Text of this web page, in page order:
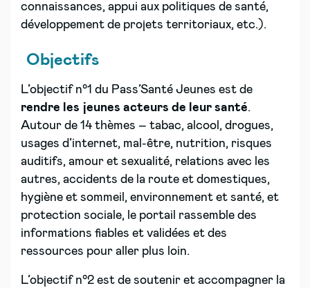
connaissances, appui aux politiques de santé,
développement de projets territoriaux, etc.).
Objectifs
L’objectif n°1 du Pass’Santé Jeunes est de
rendre les jeunes acteurs de leur santé.
Autour de 14 thèmes – tabac, alcool, drogues,
usages d’internet, mal-être, nutrition, risques
auditifs, amour et sexualité, relations avec les
autres, accidents de la route et domestiques,
hygiène et sommeil, environnement et santé, et
protection sociale, le portail rassemble des
informations fiables et validées et des
ressources pour aller plus loin.
L’objectif n°2 est de soutenir et accompagner la